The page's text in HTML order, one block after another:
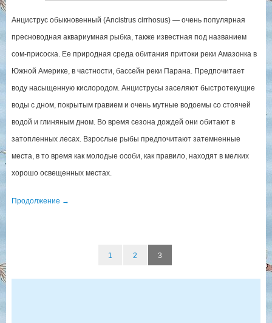
Анциструс обыкновенный (Ancistrus cirrhosus) — очень популярная
пресноводная аквариумная рыбка, также известная под названием
сом-присоска. Ее природная среда обитания притоки реки Амазонка в
Южной Америке, в частности, бассейн реки Парана. Предпочитает
воду насыщенную кислородом. Анциструсы заселяют быстротекущие
воды с дном, покрытым гравием и очень мутные водоемы со стоячей
водой и глиняным дном. Во время сезона дождей они обитают в
затопленных лесах. Взрослые рыбы предпочитают затемненные
места, в то время как молодые особи, как правило, находят в мелких
хорошо освещенных местах.
Продолжение →
1 2 3